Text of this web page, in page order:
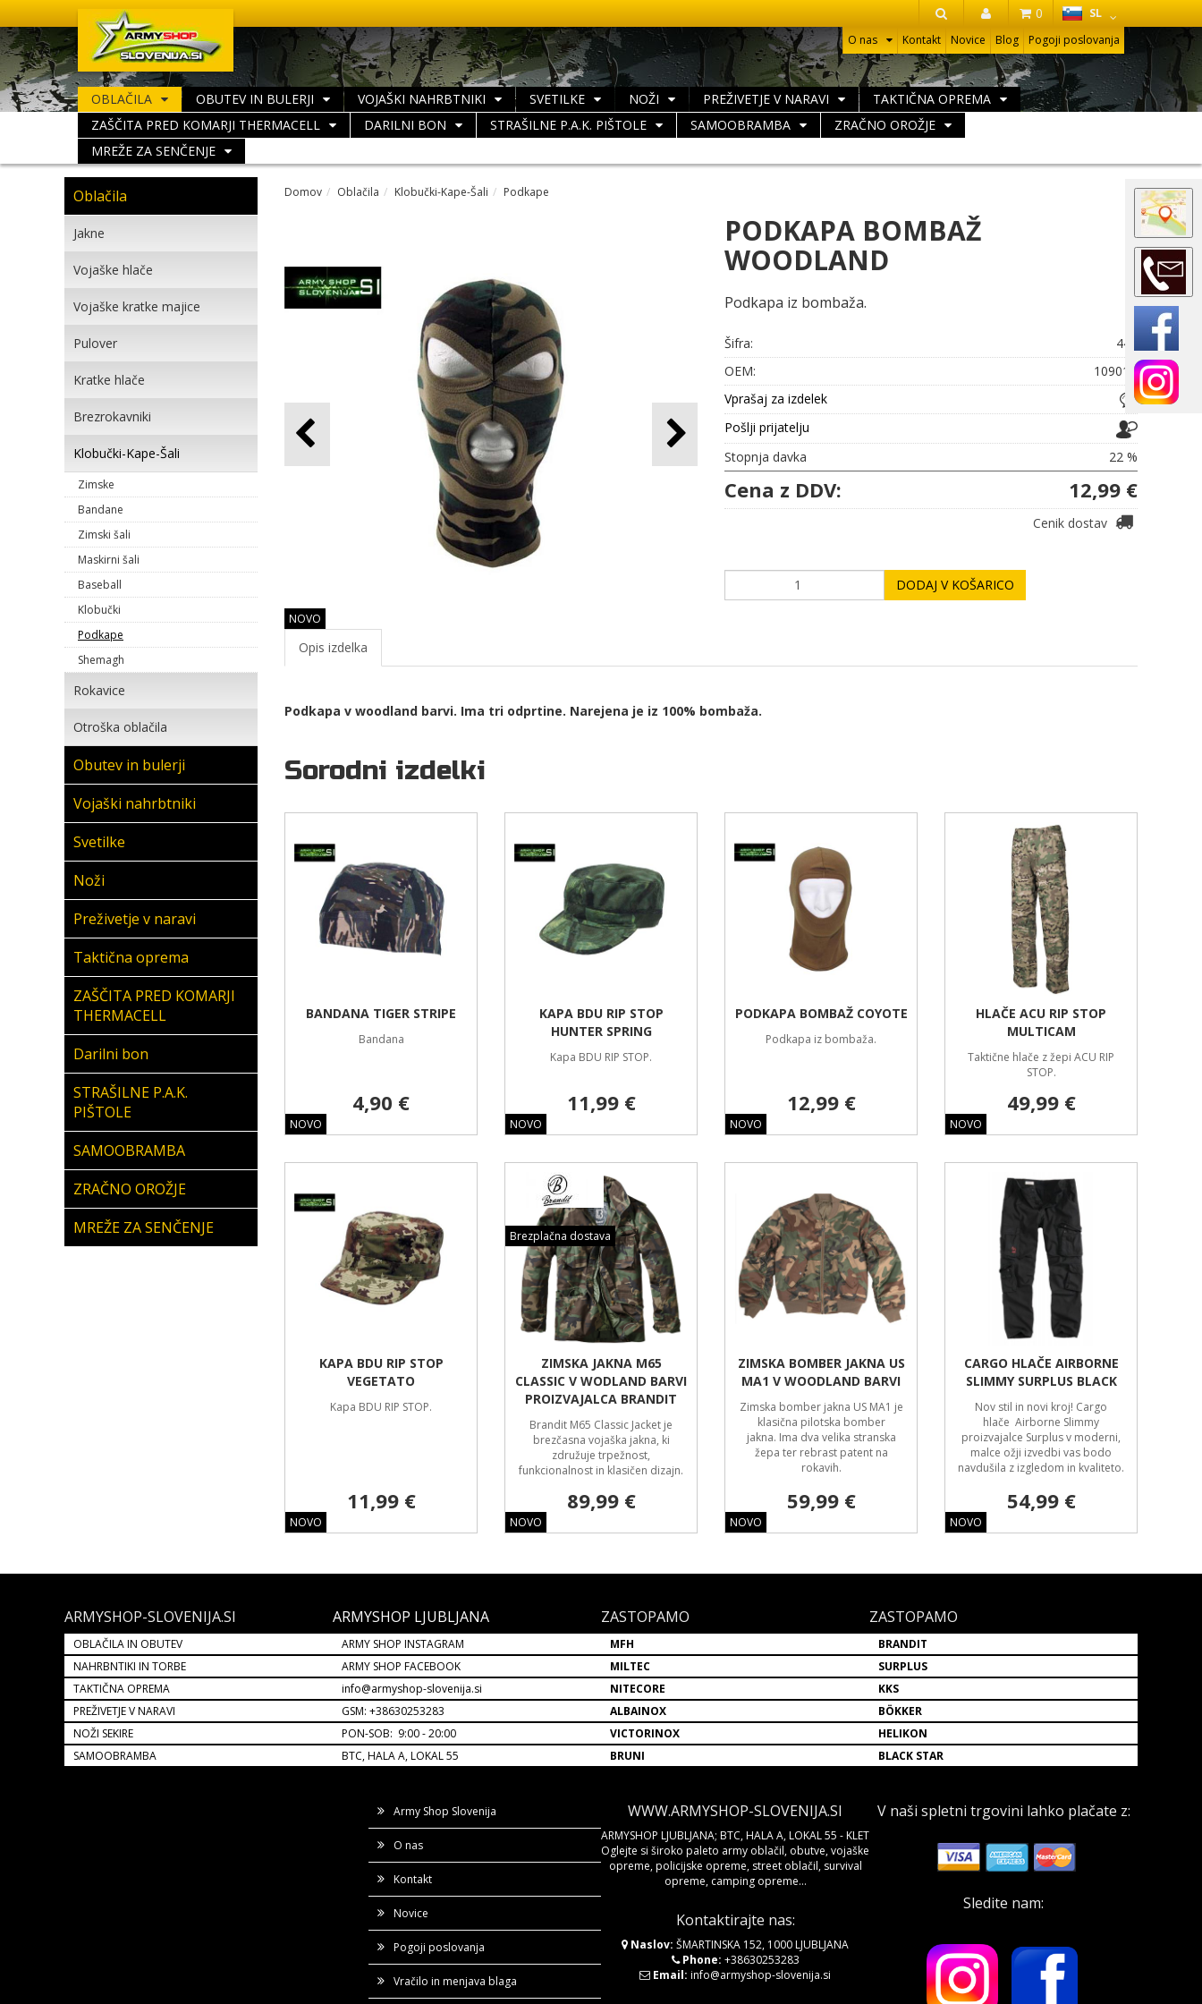
IŠČI
SL
0
O nas Kontakt Novice Blog Pogoji poslovanja
OBLAČILA OBUTEV IN BULERJI VOJAŠKI NAHRBTNIKI SVETILKE NOŽI PREŽIVETJE V NARAVI
TAKTIČNA OPREMA
ZAŠČITA PRED KOMARJI THERMACELL
DARILNI BON STRAŠILNE P.A.K. PIŠTOLE SAMOOBRAMBA
ZRAČNO OROŽJE
MREŽE ZA SENČENJE
Oblačila
Jakne
Vojaške hlače
Vojaške kratke majice
Pulover
Kratke hlače
Brezrokavniki
Klobučki-Kape-Šali
Zimske
Bandane
Zimski šali
Maskirni šali
Baseball
Klobučki
Podkape
Shemagh
Rokavice
Otroška oblačila
Obutev in bulerji
Vojaški nahrbtniki
Svetilke
Noži
Preživetje v naravi
Taktična oprema
ZAŠČITA PRED KOMARJI
THERMACELL
Darilni bon
STRAŠILNE P.A.K.
PIŠTOLE
SAMOOBRAMBA
ZRAČNO OROŽJE
MREŽE ZA SENČENJE
Domov Oblačila Klobučki-Kape-Šali Podkape
NOVO
PODKAPA BOMBAŽ
WOODLAND
Podkapa iz bombaža.
Šifra:
442
OEM:
10901T
Vprašaj za izdelek
Pošlji prijatelju
Stopnja davka
22 %
Cena z DDV: 12,99 €
Cenik dostav
DODAJ V KOŠARICO
Opis izdelka
Podkapa v woodland barvi. Ima tri odprtine. Narejena je iz 100% bombaža.
Sorodni izdelki
NOVO
BANDANA TIGER STRIPE
Bandana
4,90 €
NOVO
KAPA BDU RIP STOP
HUNTER SPRING
Kapa BDU RIP STOP.
11,99 €
NOVO
PODKAPA BOMBAŽ COYOTE
Podkapa iz bombaža.
12,99 €
NOVO
HLAČE ACU RIP STOP
MULTICAM
Taktične hlače z žepi ACU RIP
STOP.
49,99 €
NOVO
KAPA BDU RIP STOP
VEGETATO
Kapa BDU RIP STOP.
11,99 €
NOVO
Brezplačna dostava
ZIMSKA JAKNA M65
CLASSIC V WODLAND BARVI
PROIZVAJALCA BRANDIT
Brandit M65 Classic Jacket je
brezčasna vojaška jakna, ki
združuje trpežnost,
funkcionalnost in klasičen dizajn.
89,99 €
NOVO
ZIMSKA BOMBER JAKNA US
MA1 V WOODLAND BARVI
Zimska bomber jakna US MA1 je
klasična pilotska bomber
jakna. Ima dva velika stranska
žepa ter rebrast patent na
rokavih.
59,99 €
NOVO
CARGO HLAČE AIRBORNE
SLIMMY SURPLUS BLACK
Nov stil in novi kroj! Cargo
hlače Airborne Slimmy
proizvajalce Surplus v moderni,
malce ožji izvedbi vas bodo
navdušila z izgledom in kvaliteto.
54,99 €
ARMYSHOP-SLOVENIJA.SI
OBLAČILA IN OBUTEV
NAHRBNTIKI IN TORBE
TAKTIČNA OPREMA
PREŽIVETJE V NARAVI
NOŽI SEKIRE
SAMOOBRAMBA
ARMYSHOP LJUBLJANA
ARMY SHOP INSTAGRAM
ARMY SHOP FACEBOOK
info@armyshop-slovenija.si
GSM: +38630253283
PON-SOB: 9:00 - 20:00
BTC, HALA A, LOKAL 55
ZASTOPAMO
MFH
MILTEC
NITECORE
ALBAINOX
VICTORINOX
BRUNI
ZASTOPAMO
BRANDIT
SURPLUS
KKS
BÖKKER
HELIKON
BLACK STAR
Army Shop Slovenija
O nas
Kontakt
Novice
Pogoji poslovanja
Vračilo in menjava blaga
WWW.ARMYSHOP-SLOVENIJA.SI
ARMYSHOP LJUBLJANA; BTC, HALA A, LOKAL 55 - KLET
Oglejte si široko paleto army oblačil, obutve, vojaške
opreme, policijske opreme, street oblačil, survival
opreme, camping opreme...
Kontaktirajte nas:
Naslov: ŠMARTINSKA 152, 1000 LJUBLJANA
Phone: +38630253283
Email: info@armyshop-slovenija.si
V naši spletni trgovini lahko plačate z:
Sledite nam: